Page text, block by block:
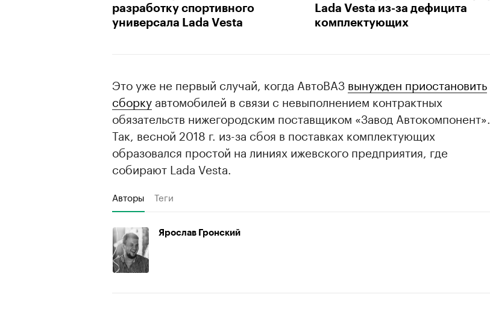
разработку спортивного
универсала Lada Vesta
Lada Vesta из-за дефицита
комплектующих
Это уже не первый случай, когда АвтоВАЗ вынужден приостановить
сборку автомобилей в связи с невыполнением контрактных
обязательств нижегородским поставщиком «Завод Автокомпонент».
Так, весной 2018 г. из-за сбоя в поставках комплектующих
образовался простой на линиях ижевского предприятия, где
собирают Lada Vesta.
Авторы Теги
Ярослав Гронский